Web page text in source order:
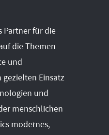
Partner für die
die Themen
und
gezielten Einsatz
und
menschlichen
modernes,